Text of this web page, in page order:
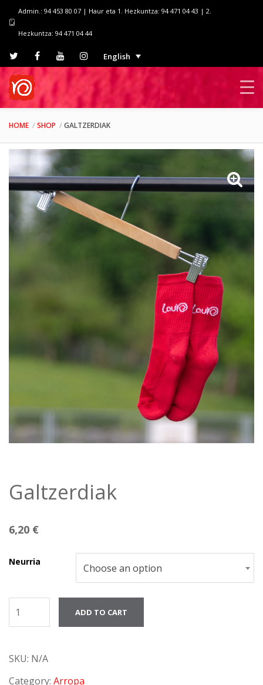
Admin.: 94 453 80 07 | Haur eta 1. Hezkuntza: 94 471 04 43 | 2.
Hezkuntza: 94 471 04 44
English
HOME SHOP GALTZERDIAK
Galtzerdiak
6,20 €
Neurria
Choose an option
Galtzerdiak
ADD TO CART
SKU: N/A
Category: Arropa